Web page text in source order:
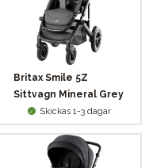
Britax Smile 5Z
Sittvagn Mineral Grey
Skickas 1-3 dagar